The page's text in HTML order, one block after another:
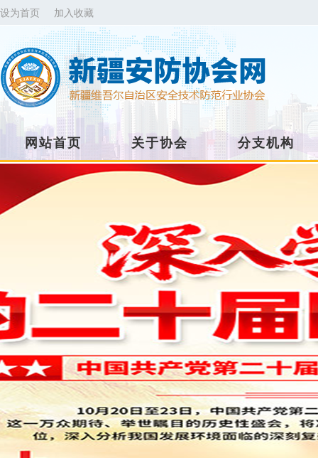
设为首页 加入收藏
网站首页 关于协会 分支机构